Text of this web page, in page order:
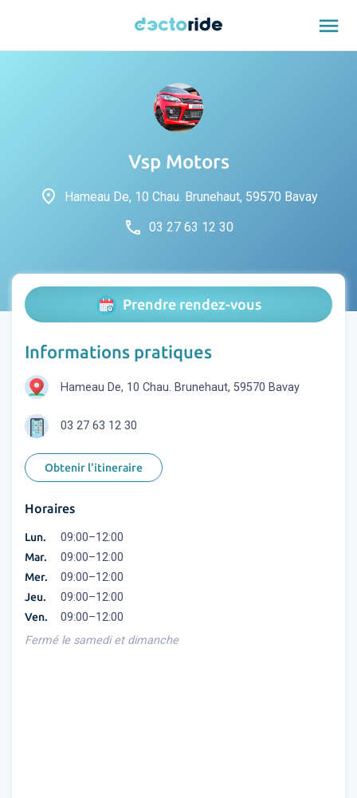
menu
Vsp Motors
place Hameau De, 10 Chau. Brunehaut, 59570 Bavay
phone 03 27 63 12 30
Prendre rendez-vous
Informations pratiques
Hameau De, 10 Chau. Brunehaut, 59570 Bavay
03 27 63 12 30
Obtenir l'itineraire
Horaires
Lun. 09:00–12:00
Mar. 09:00–12:00
Mer. 09:00–12:00
Jeu. 09:00–12:00
Ven.
09:00–12:00
Fermé le samedi et dimanche